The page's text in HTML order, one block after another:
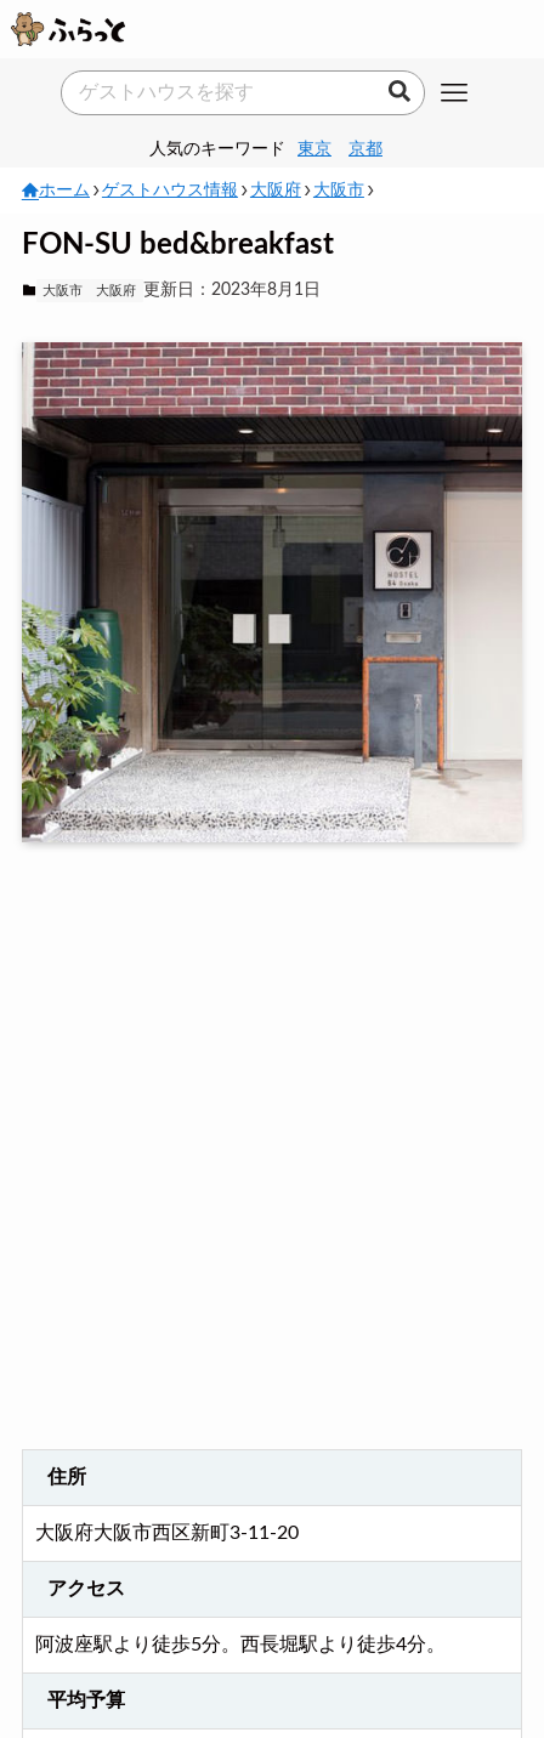
人気のキーワード 東京 京都
ホーム ゲストハウス情報 大阪府 大阪市
FON-SU bed&breakfast
大阪市 大阪府 更新日：2023年8月1日
住所
大阪府大阪市西区新町3-11-20
アクセス
阿波座駅より徒歩5分。西長堀駅より徒歩4分。
平均予算